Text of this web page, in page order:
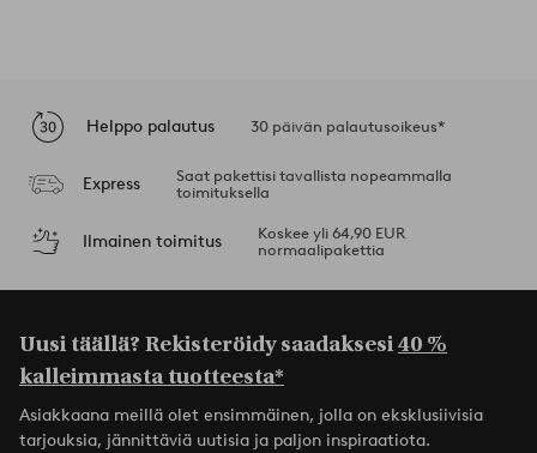
Helppo palautus 30 päivän palautusoikeus*
Express
Saat pakettisi tavallista nopeammalla
toimituksella
Ilmainen toimitus
Koskee yli 64,90 EUR
normaalipakettia
Uusi täällä? Rekisteröidy saadaksesi40 %
kalleimmasta tuotteesta*
Asiakkaana meillä olet ensimmäinen, jolla on eksklusiivisia
tarjouksia, jännittäviä uutisia ja paljon inspiraatiota.